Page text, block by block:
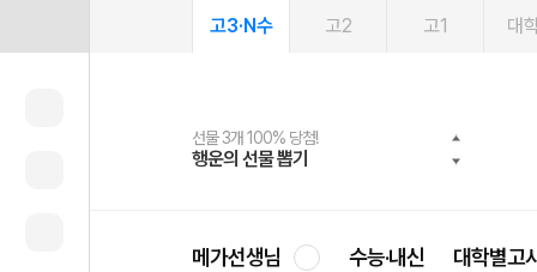
고3·N수 고2 고1 대
선물 3개 100% 당첨!
행운의 선물 뽑기
선물 100% 증정!
메가스터디 X 올리브
2027 러셀 단과
강사 공개선발
스마트러닝앱
설문 EVENT
메가패스
3일 무료 체험권
메가패스 수강생 무료혜택!
메가클럽 멤버십
사회공헌 캠페인
희망이룸 메가나눔
메가선생님 수능·내신 대학별고